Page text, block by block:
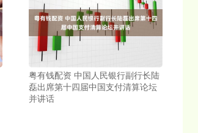
粤有钱配资 中国人民银行副行长陆
磊出席第十四届中国支付清算论坛
并讲话